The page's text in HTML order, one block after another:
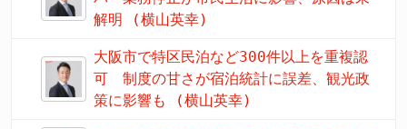
解明 (横山英幸)
大阪市で特区民泊など300件以上を重複認
可 制度の甘さが宿泊統計に誤差、観光政
策に影響も (横山英幸)